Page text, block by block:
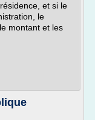
et si le
le
montant et les